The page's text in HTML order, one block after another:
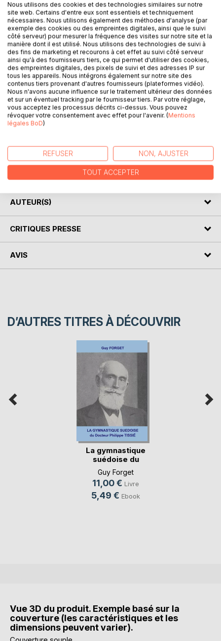
Le thème de ce livre concerne la fonction respiratoire dans
la pratique du yoga.
"Le souffle c'est la vie... Il existe quelque chose de
magique dans le souffle puisque c'est ce qui nous permet
de vivre et d'animer toutes les fonctions de notre corps..."
On pénètre également dans la philosophie et l'ésotérisme
du yoga :
"Le Prana c'est l'énergie... Cette énergie anime tout,
depuis le mouvement des astres, en passant par nos
activités corporelles, le fonctionnement de nos organes.
Tout ressort de cette énergie..."
de Guy FORGET après "Précis de gymnastique simple, à
mains libres et sans appareil de 7 à 97 ans" (2015) puis
"Hatha Yoga et colonne vertébrale" (2017).
AUTEUR(S)
CRITIQUES PRESSE
AVIS
D’AUTRES TITRES À DÉCOUVRIR
La gymnastique
suédoise du
docteur(...)
Guy Forget
11,00 € Livre
5,49 € Ebook
Vue 3D du produit. Exemple basé sur la
couverture (les caractéristiques et les
dimensions peuvent varier).
Nous utilisons des cookies et des technologies similaires sur notre
site web. Certains d'entre eux sont essentiels et techniquement
nécessaires. Nous utilisons également des méthodes d'analyse (par
exemple des cookies ou des empreintes digitales, ainsi que le suivi
côté serveur) pour mesurer la fréquence des visites sur notre site et la
manière dont il est utilisé. Nous utilisons des technologies de suivi à
des fins de marketing et recourons à cet effet au suivi côté serveur
ainsi qu'à des fournisseurs tiers, ce qui permet d'utiliser des cookies,
des empreintes digitales, des pixels de suivi et des adresses IP sur
tous les appareils. Nous intégrons également sur notre site des
contenus tiers provenant d'autres fournisseurs (plateformes vidéo).
Nous n'avons aucune influence sur le traitement ultérieur des données
et sur un éventuel tracking par le fournisseur tiers. Par votre réglage,
vous acceptez les processus décrits ci-dessus. Vous pouvez
révoquer votre consentement avec effet pour l'avenir. (Mentions
légales BoD)
REFUSER NON, AJUSTER
TOUT ACCEPTER